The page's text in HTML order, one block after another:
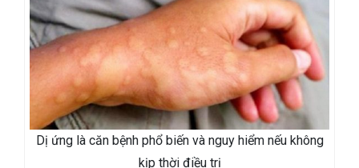
Dị ứng là căn bệnh phổ biến và nguy hiểm nếu không
kịp thời điều trị